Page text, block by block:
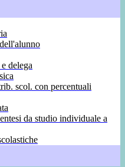
delega
scol. con percentuali
da studio individuale a